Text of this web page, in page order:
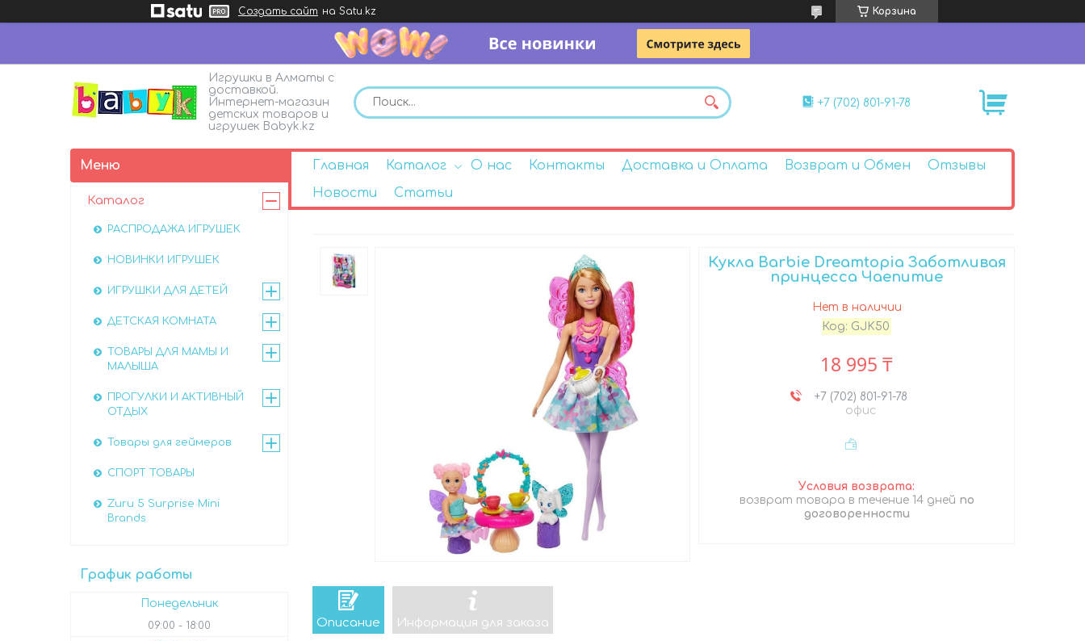
Создать сайт на Satu.kz Корзина
Игрушки в Алматы с
доставкой.
Интернет-магазин
детских товаров и
игрушек Babyk.kz
+7 (702) 801-91-78
Главная Каталог О нас Контакты Доставка и Оплата Возврат и Обмен
Отзывы
Новости
Статьи
Кукла Barbie Dreamtopia Заботливая
принцесса Чаепитие
Нет в наличии
Код: GJK50
18 995 ₸
+7 (702) 801-91-78
офис
возврат товара в течение 14 дней по
договоренности
Описание Информация для заказа
Каталог
РАСПРОДАЖА ИГРУШЕК
НОВИНКИ ИГРУШЕК
ИГРУШКИ ДЛЯ ДЕТЕЙ
ДЕТСКАЯ КОМНАТА
ТОВАРЫ ДЛЯ МАМЫ И
МАЛЫША
ПРОГУЛКИ И АКТИВНЫЙ
ОТДЫХ
Товары для геймеров
СПОРТ ТОВАРЫ
Zuru 5 Surprise Mini
Brands
График работы
Понедельник
09:00 18:00